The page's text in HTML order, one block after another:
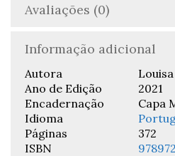
Avaliações (0)
Informação adicional
Autora
Ano de Edição
2021
Encadernação
Capa
Idioma
Páginas
372
ISBN